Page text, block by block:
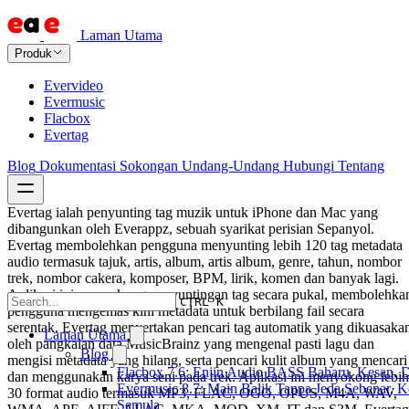
Laman Utama
Produk
Evervideo
Evermusic
Flacbox
Evertag
Blog Dokumentasi Sokongan Undang-Undang Hubungi Tentang
CTRL K
Laman Utama
Blog
Flacbox 7.6: Enjin Audio BASS Baharu, Kesan,
Evermusic 8.7: Main Balik Tanpa Jeda Sebenar,
Semula
Evertag ialah penyunting tag muzik untuk iPhone dan Mac yang
dibangunkan oleh Everappz, sebuah syarikat perisian Sepanyol.
Evertag membolehkan pengguna menyunting lebih 120 tag metadata
audio termasuk tajuk, artis, album, artis album, genre, tahun, nombor
trek, nombor cakera, komposer, BPM, lirik, komen dan banyak lagi.
Aplikasi ini menyokong penyuntingan tag secara pukal,
pengguna mengemas kini metadata untuk berbilang fail secara
serentak. Evertag menyertakan pencari tag automatik yang
oleh pangkalan data MusicBrainz yang mengenal pasti lagu dan
mengisi metadata yang hilang, serta pencari kulit album yang mencari
dan menggunakan karya seni pada trek. Aplikasi ini menyokong lebih
30 format audio termasuk MP3, FLAC, OGG, OPUS, M4A, WAV,